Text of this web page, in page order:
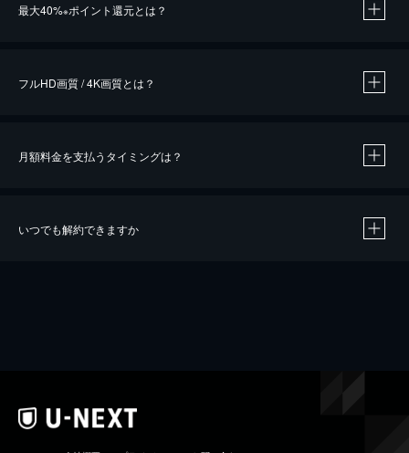
最大40%※ポイント還元とは？
※40％ポイント還元の対象は、クレジットカード決済による作品の購入 / レンタルです。
フルHD画質 / 4K画質とは？
月額料金を支払うタイミングは？
いつでも解約できますか